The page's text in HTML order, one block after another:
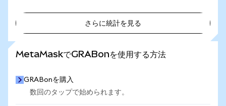
さらに統計を見る
MetaMaskでGRABonを使用する方法
GRABonを購入
数回のタップで始められます。